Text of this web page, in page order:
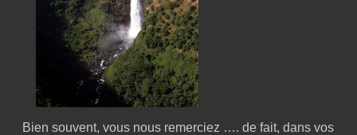
Bien souvent, vous nous remerciez …. de fait, dans vos